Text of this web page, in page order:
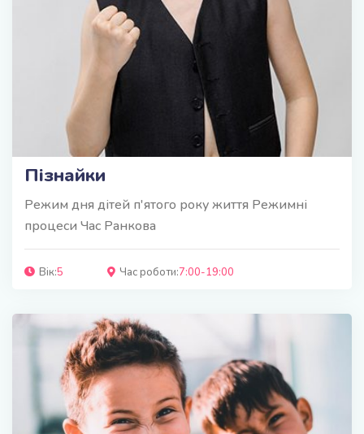
Пізнайки
Режим дня дітей п'ятого року життя Режимні
процеси Час Ранкова
Вік:5 Час роботи:7:00-19:00